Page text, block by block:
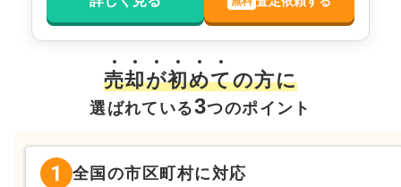
売却が初めての方に
選ばれている3つのポイント
1 全国の市区町村に対応